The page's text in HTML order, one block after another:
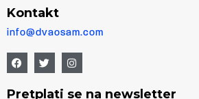
Kontakt
info@dvaosam.com
Pretplati se na newsletter